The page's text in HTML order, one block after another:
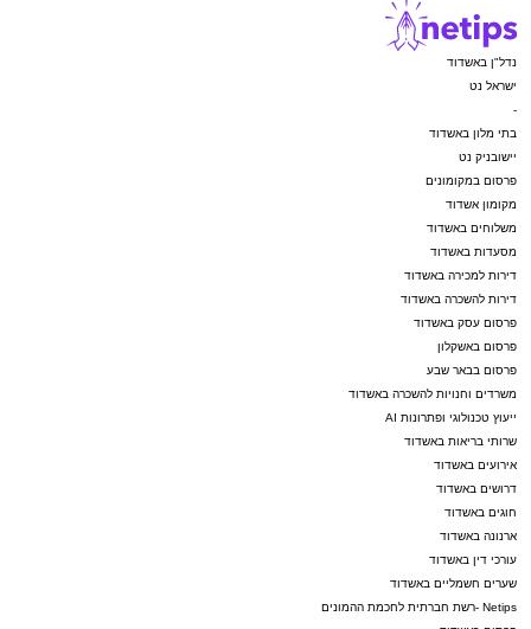
נדל"ן באשדוד
ישראל נט
-
בתי מלון באשדוד
יישובניק נט
פרסום במקומונים
מקומון אשדוד
משלוחים באשדוד
מסעדות באשדוד
דירות למכירה באשדוד
דירות להשכרה באשדוד
פרסום עסק באשדוד
פרסום באשקלון
פרסום בבאר שבע
משרדים וחנויות להשכרה באשדוד
ייעוץ טכנולוגי ופתרונות AI
שרותי בריאות באשדוד
אירועים באשדוד
דרושים באשדוד
חוגים באשדוד
ארנונה באשדוד
עורכי דין באשדוד
שערים חשמליים באשדוד
Netips -רשת חברתית לחכמת ההמונים